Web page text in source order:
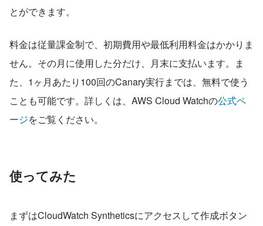
とができます。
料金は従量課金制で、初期費用や最低利用料金はかかりま
せん。その月に使用した分だけ、月末に支払います。ま
た、1ヶ月あたり100回のCanary実行までは、無料で使う
ことも可能です。詳しくは、AWS Cloud Watchの公式ペ
ージをご覧ください。
使ってみた
まずはCloudWatch Syntheticsにアクセスして作成ボタン